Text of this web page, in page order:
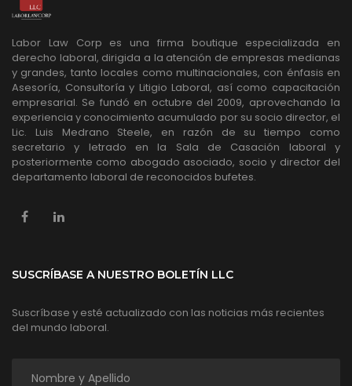
Labor Law Corp es una firma boutique especializada en
derecho laboral, dirigida a la atención de empresas medianas
y grandes, tanto locales como multinacionales, con énfasis en
Asesoría, Consultoría y Litigio Laboral, así como capacitación
empresarial. Se fundó en octubre del 2009, aprovechando la
experiencia y conocimiento acumulado por su socio director, el
Lic. Luis Medrano Steele, en razón de su tiempo como
secretario y letrado en la Sala de Casación laboral y
posteriormente como abogado asociado, socio y director del
departamento laboral de reconocidos bufetes.
SUSCRÍBASE A NUESTRO BOLETÍN LLC
Suscríbase y esté actualizado con las noticias más recientes
del mundo laboral.